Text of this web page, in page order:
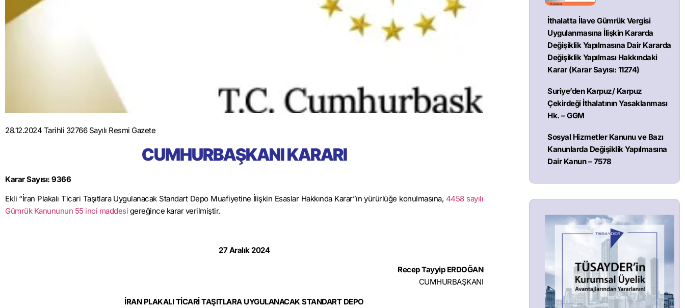
28.12.2024 Tarihli 32766 Sayılı Resmi Gazete
CUMHURBAŞKANI KARARI
Karar Sayısı: 9366
Ekli “İran Plakalı Ticari Taşıtlara Uygulanacak Standart Depo Muafiyetine İlişkin Esaslar Hakkında Karar”ın yürürlüğe konulmasına, 4458 sayılı
Gümrük Kanununun 55 inci maddesi gereğince karar verilmiştir.
27 Aralık 2024
Recep Tayyip ERDOĞAN
CUMHURBAŞKANI
İRAN PLAKALI TİCARİ TAŞITLARA UYGULANACAK STANDART DEPO
İthalatta İlave Gümrük Vergisi
Uygulanmasına İlişkin Kararda
Değişiklik Yapılmasına Dair Kararda
Değişiklik Yapılması Hakkındaki
Karar (Karar Sayısı: 11274)
Suriye’den Karpuz/ Karpuz
Çekirdeği İthalatının Yasaklanması
Hk. – GGM
Sosyal Hizmetler Kanunu ve Bazı
Kanunlarda Değişiklik Yapılmasına
Dair Kanun – 7578